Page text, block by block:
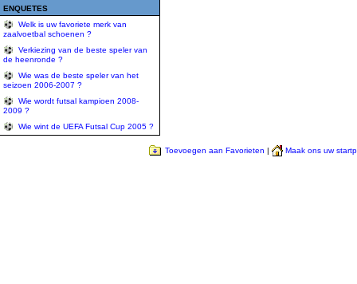
ENQUETES
Welk is uw favoriete merk van
zaalvoetbal schoenen ?
Verkiezing van de beste speler van
de heenronde ?
Wie was de beste speler van het
seizoen 2006-2007 ?
Wie wordt futsal kampioen 2008-
2009 ?
Wie wint de UEFA Futsal Cup 2005 ?
Toevoegen aan Favorieten | Maak ons uw